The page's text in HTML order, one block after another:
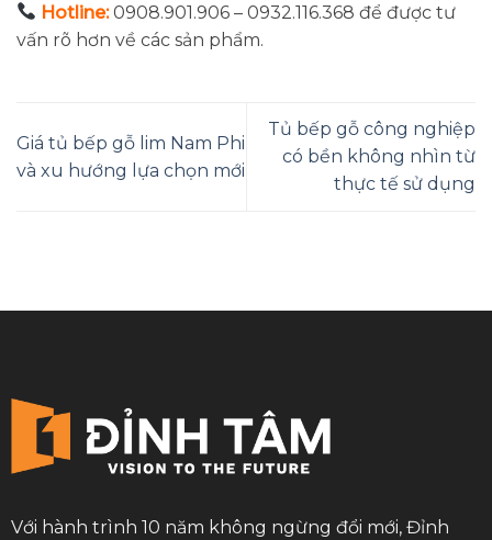
Hotline: 0908.901.906 – 0932.116.368 để được tư
vấn rõ hơn về các sản phẩm.
Giá tủ bếp gỗ lim Nam Phi
và xu hướng lựa chọn mới
Tủ bếp gỗ công nghiệp
có bền không nhìn từ
thực tế sử dụng
Với hành trình 10 năm không ngừng đổi mới, Đỉnh